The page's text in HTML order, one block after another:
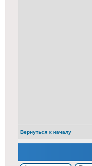
Вернуться к началу